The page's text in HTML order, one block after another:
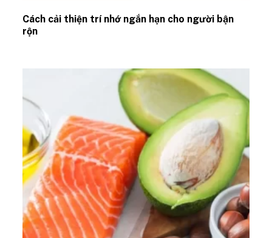
Cách cải thiện trí nhớ ngắn hạn cho người bận
rộn